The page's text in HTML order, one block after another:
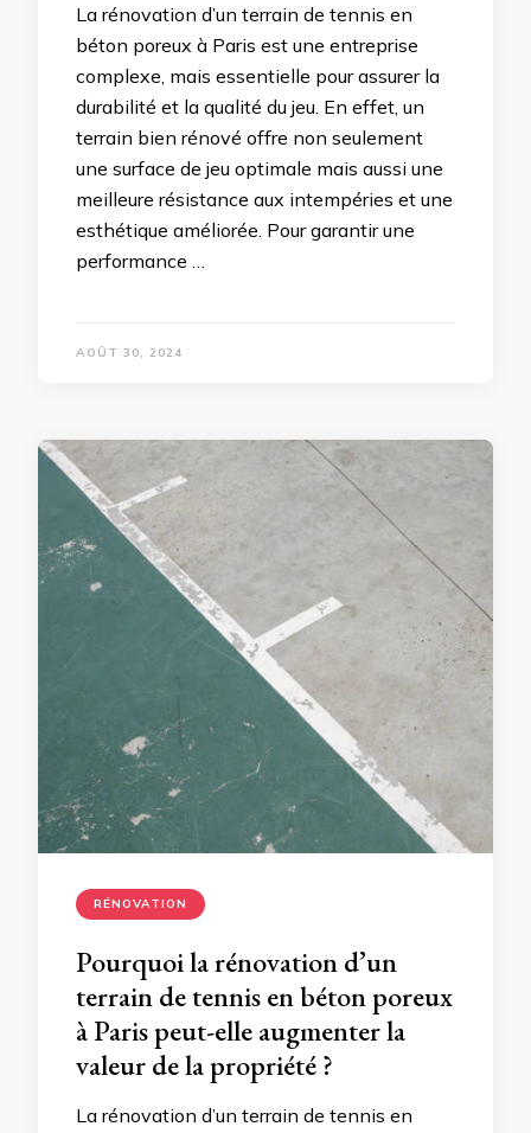
La rénovation d’un terrain de tennis en
béton poreux à Paris est une entreprise
complexe, mais essentielle pour assurer la
durabilité et la qualité du jeu. En effet, un
terrain bien rénové offre non seulement
une surface de jeu optimale mais aussi une
meilleure résistance aux intempéries et une
esthétique améliorée. Pour garantir une
performance …
AOÛT 30, 2024
RÉNOVATION
Pourquoi la rénovation d’un
terrain de tennis en béton poreux
à Paris peut-elle augmenter la
valeur de la propriété ?
La rénovation d’un terrain de tennis en